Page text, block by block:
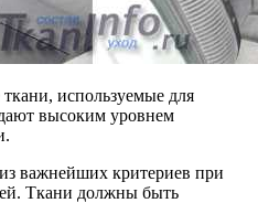
используемые для
высоким уровнем
важнейших критериев при
Ткани должны быть